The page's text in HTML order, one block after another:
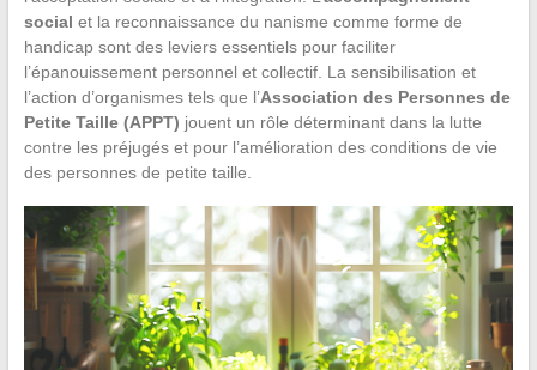
social et la reconnaissance du nanisme comme forme de
handicap sont des leviers essentiels pour faciliter
l’épanouissement personnel et collectif. La sensibilisation et
l’action d’organismes tels que l’Association des Personnes de
Petite Taille (APPT) jouent un rôle déterminant dans la lutte
contre les préjugés et pour l’amélioration des conditions de vie
des personnes de petite taille.